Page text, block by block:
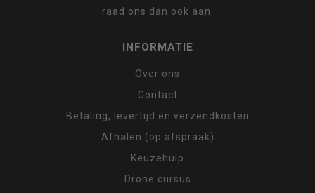
raad ons dan ook aan.
INFORMATIE
Over ons
Contact
Betaling, levertijd en verzendkosten
Afhalen (op afspraak)
Keuzehulp
Drone cursus